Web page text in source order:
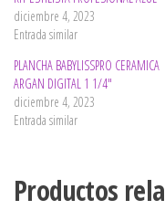
diciembre 4, 2023
Entrada similar
PLANCHA BABYLISSPRO CERAMICA
ARGAN DIGITAL 1 1/4″
diciembre 4, 2023
Entrada similar
Productos